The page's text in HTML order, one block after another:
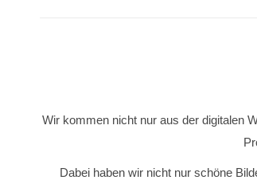
Wir kommen nicht nur aus der digitalen
Dabei haben wir nicht nur schöne